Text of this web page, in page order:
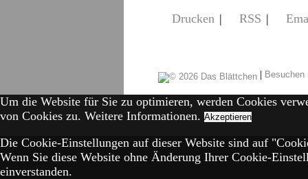
Drucken | RSS |
|
Um die Website für Sie zu optimieren, werden Cookies
von Cookies zu. Weitere Informationen. Akzeptieren
Die Cookie-Einstellungen auf dieser Website sind auf
Wenn Sie diese Website ohne Änderung Ihrer Cookie-
einverstanden.